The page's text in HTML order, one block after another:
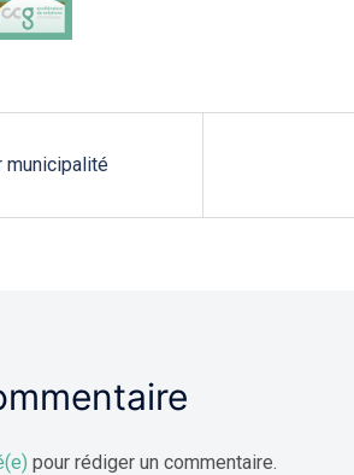
municipalité
pour rédiger un commentaire.